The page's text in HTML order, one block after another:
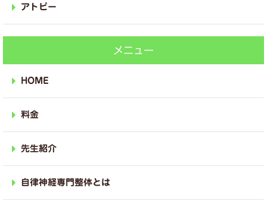
アトピー
メニュー
HOME
料金
先生紹介
自律神経専門整体とは